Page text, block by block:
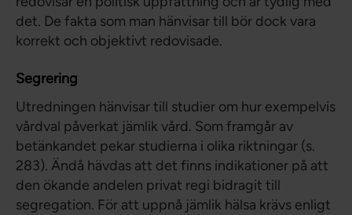
det. De fakta som man hänvisar till bör dock vara
korrekt och objektivt redovisade.
Segrering
Utredningen hänvisar till studier om hur exempelvis
vårdval påverkat jämlik vård. Som framgår av
betänkandet pekar studierna i olika riktningar (s.
283). Ändå hävdas att det finns indikationer på att
den ökande andelen privat regi bidragit till
segregation. För att uppnå jämlik hälsa krävs enligt